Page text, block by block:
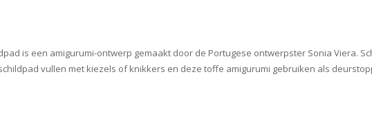
is een amigurumi-ontwerp gemaakt door de Portugese ontwerpster Sonia Viera.
vullen met kiezels of knikkers en deze toffe amigurumi gebruiken als